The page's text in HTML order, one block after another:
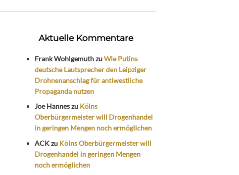
Aktuelle Kommentare
Frank WohlgemuthzuWie Putins
deutsche Lautsprecher den Leipziger
Drohnenanschlag für antiwestliche
Propaganda nutzen
Joe Hanneszu Kölns
Oberbürgermeister will Drogenhandel
in geringen Mengen noch ermöglichen
ACKzu Kölns Oberbürgermeister will
Drogenhandel in geringen Mengen
noch ermöglichen